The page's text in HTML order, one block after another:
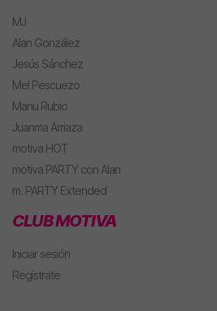
MJ
Alan González
Jesús Sánchez
Mel Pescuezo
Manu Rubio
Juanma Arriaza
motiva HOT
motiva PARTY con Alan
m. PARTY Extended
CLUB MOTIVA
Iniciar sesión
Regístrate